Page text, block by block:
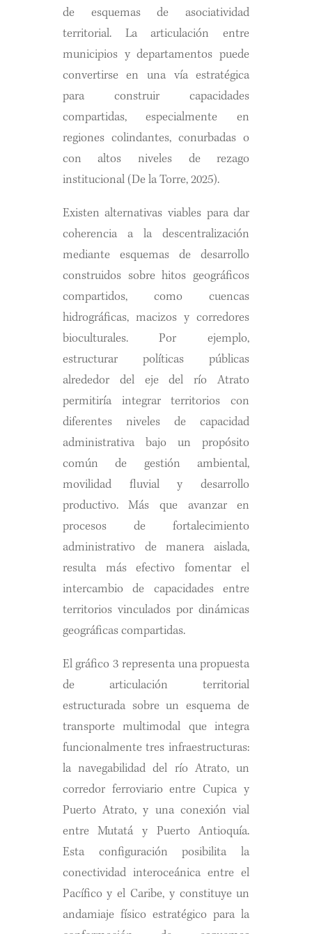
de esquemas de asociatividad
territorial. La articulación entre
municipios y departamentos puede
convertirse en una vía estratégica
para construir capacidades
compartidas, especialmente en
regiones colindantes, conurbadas o
con altos niveles de rezago
institucional (De la Torre, 2025).
Existen alternativas viables para dar
coherencia a la descentralización
mediante esquemas de desarrollo
construidos sobre hitos geográficos
compartidos, como cuencas
hidrográficas, macizos y corredores
bioculturales. Por ejemplo,
estructurar políticas públicas
alrededor del eje del río Atrato
permitiría integrar territorios con
diferentes niveles de capacidad
administrativa bajo un propósito
común de gestión ambiental,
movilidad fluvial y desarrollo
productivo. Más que avanzar en
procesos de fortalecimiento
administrativo de manera aislada,
resulta más efectivo fomentar el
intercambio de capacidades entre
territorios vinculados por dinámicas
geográficas compartidas.
El gráfico 3 representa una propuesta
de articulación territorial
estructurada sobre un esquema de
transporte multimodal que integra
funcionalmente tres infraestructuras:
la navegabilidad del río Atrato, un
corredor ferroviario entre Cupica y
Puerto Atrato, y una conexión vial
entre Mutatá y Puerto Antioquía.
Esta configuración posibilita la
conectividad interoceánica entre el
Pacífico y el Caribe, y constituye un
andamiaje físico estratégico para la